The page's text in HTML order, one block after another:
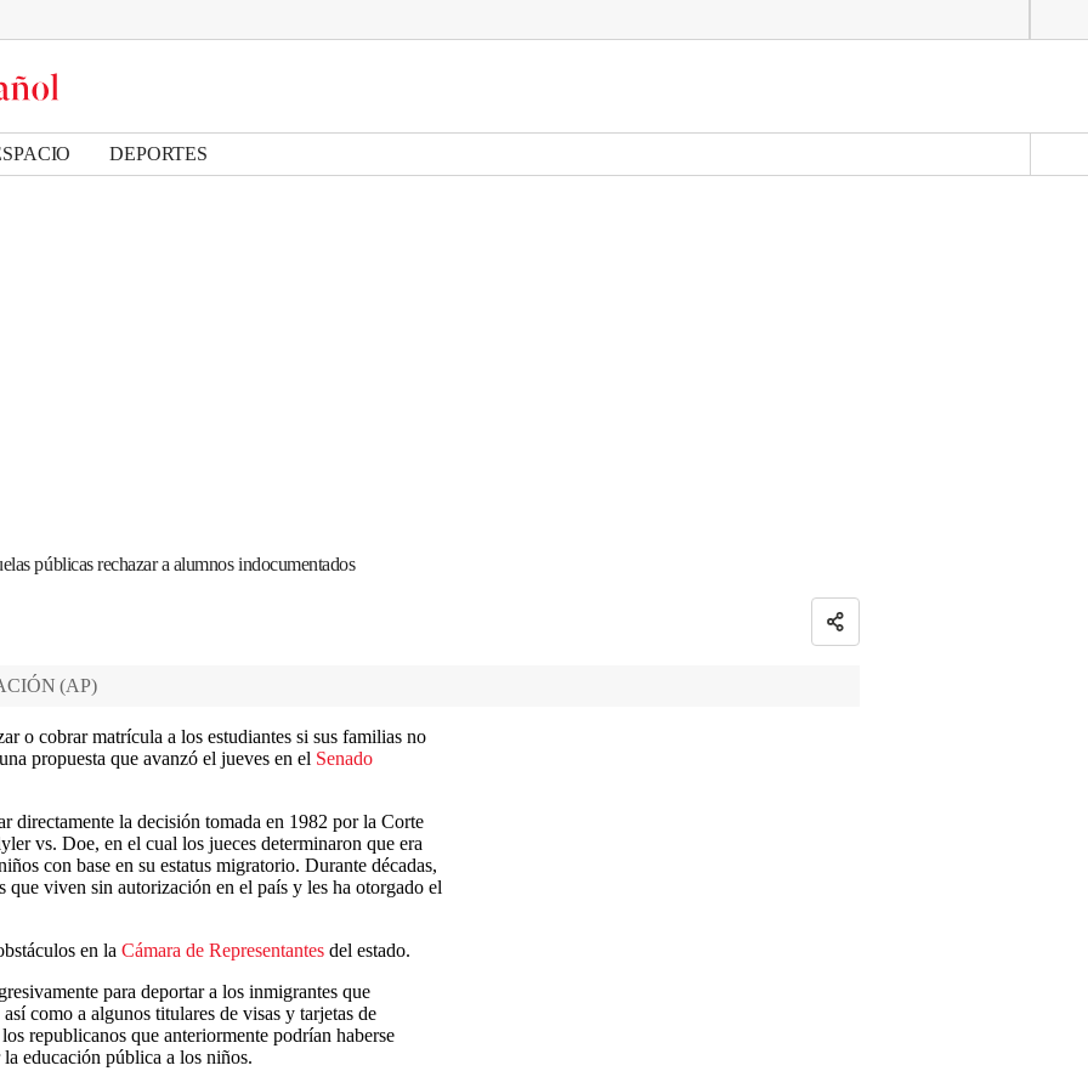
DEPORTES
públicas rechazar a alumnos indocumentados
(AP)
o cobrar matrícula a los estudiantes si sus familias no
propuesta que avanzó el jueves en el Senado
directamente la decisión tomada en 1982 por la Corte
vs. Doe, en el cual los jueces determinaron que era
con base en su estatus migratorio. Durante décadas,
viven sin autorización en el país y les ha otorgado el
en la Cámara de Representantes del estado.
para deportar a los inmigrantes que
como a algunos titulares de visas y tarjetas de
republicanos que anteriormente podrían haberse
educación pública a los niños.